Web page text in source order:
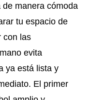
manera cómoda
tu espacio de
con las
evita
ya está lista y
El primer